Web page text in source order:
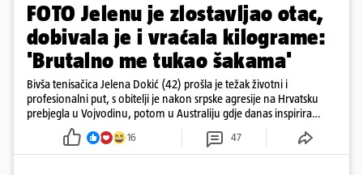
FOTO Jelenu je zlostavljao otac,
dobivala je i vraćala kilograme:
'Brutalno me tukao šakama'
Bivša tenisačica Jelena Dokić (42) prošla je težak životni i
profesionalni put, s obitelji je nakon srpske agresije na Hrvatsku
prebjegla u Vojvodinu, potom u Australiju gdje danas inspirira
16 47